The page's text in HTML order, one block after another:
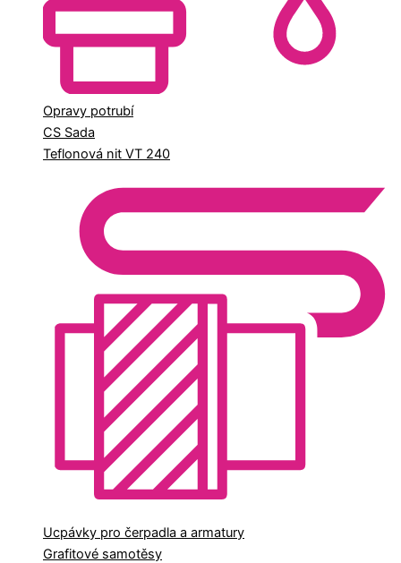
Opravy potrubí
CS Sada
Teflonová nit VT 240
Ucpávky pro čerpadla a armatury
Grafitové samotěsy